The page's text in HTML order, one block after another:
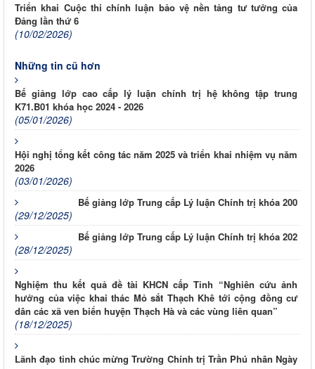
Triển khai Cuộc thi chính luận bảo vệ nền tảng tư tưởng của
Đảng lần thứ 6
(10/02/2026)
Những tin cũ hơn
Bế giảng lớp cao cấp lý luận chính trị hệ không tập trung
K71.B01 khóa học 2024 - 2026
(05/01/2026)
Hội nghị tổng kết công tác năm 2025 và triển khai nhiệm vụ năm
2026
(03/01/2026)
Bế giảng lớp Trung cấp Lý luận Chính trị khóa 200
(29/12/2025)
Bế giảng lớp Trung cấp Lý luận Chính trị khóa 202
(28/12/2025)
Nghiệm thu kết quả đề tài KHCN cấp Tỉnh “Nghiên cứu ảnh
hưởng của việc khai thác Mỏ sắt Thạch Khê tới cộng đồng cư
dân các xã ven biển huyện Thạch Hà và các vùng liên quan”
(18/12/2025)
Lãnh đạo tỉnh chúc mừng Trường Chính trị Trần Phú nhân Ngày